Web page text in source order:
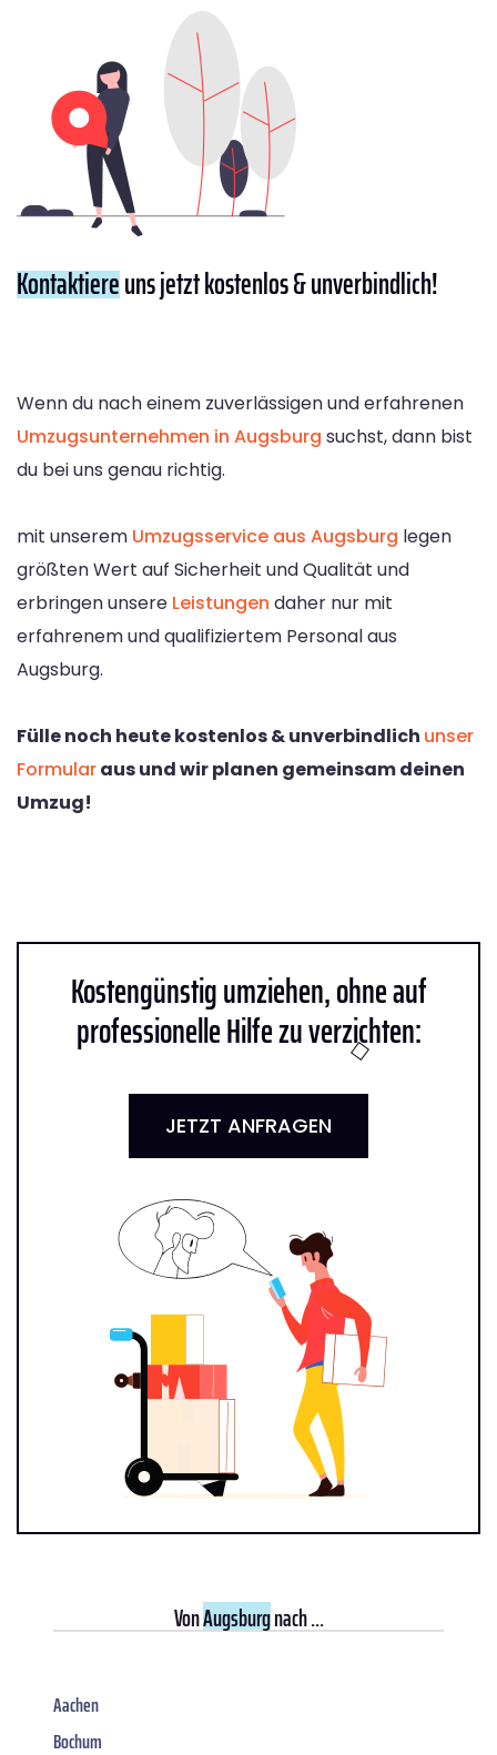
Kontaktiereuns jetzt kostenlos & unverbindlich!
Wenn du nach einem zuverlässigen und erfahrenen
Umzugsunternehmen in Augsburg suchst, dann bist
du bei uns genau richtig.
mit unserem Umzugsservice aus Augsburg legen
größten Wert auf Sicherheit und Qualität und
erbringen unsere Leistungen daher nur mit
erfahrenem und qualifiziertem Personal aus
Augsburg.
Fülle noch heute kostenlos & unverbindlich unser
Formularaus und wir planen gemeinsam deinen
Umzug!
Kostengünstig umziehen, ohne auf
professionelle Hilfe zu verzichten:
JETZT ANFRAGEN
VonAugsburgnach ...
Aachen
Bochum